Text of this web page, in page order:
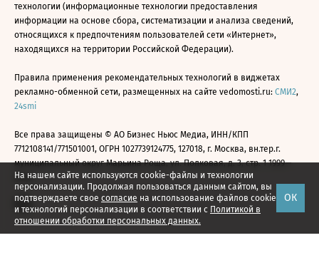
На нашем сайте используются cookie-файлы и технологии
персонализации. Продолжая пользоваться данным сайтом, вы
подтверждаете свое согласие на использование файлов cookie
и технологий персонализации в соответствии с Политикой в
отношении обработки персональных данных.
ОК
технологии (информационные технологии предоставления
информации на основе сбора, систематизации и анализа сведений,
относящихся к предпочтениям пользователей сети «Интернет»,
находящихся на территории Российской Федерации).
Правила применения рекомендательных технологий в виджетах
рекламно-обменной сети, размещенных на сайте vedomosti.ru: СМИ2,
24smi
Все права защищены © АО Бизнес Ньюс Медиа, ИНН/КПП
7712108141/771501001, ОГРН 1027739124775, 127018, г. Москва, вн.тер.г.
муниципальный округ Марьина Роща, ул. Полковая, д. 3, стр. 1 1999—
2026